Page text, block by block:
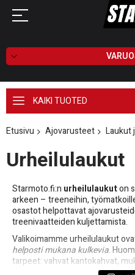
KAIKI TUOTED
Etusivu Ajovarusteet Laukut
Urheilulaukut
Starmoto.fi:n urheilulaukuton
arkeen – treeneihin,
osastot helpottavat
treenivaatteiden kuljettamista.
Valikoimamme urheilulaukut
helposti mukana kulkevia.
tarpeet: vahvat kantokahvat,
taskujako tekevät